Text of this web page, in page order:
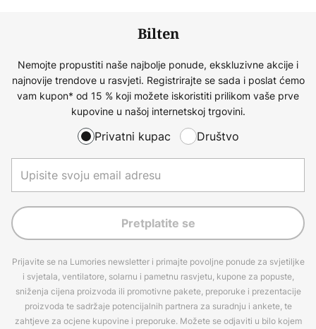
Bilten
Nemojte propustiti naše najbolje ponude, ekskluzivne akcije i
najnovije trendove u rasvjeti. Registrirajte se sada i poslat ćemo
vam kupon* od 15 % koji možete iskoristiti prilikom vaše prve
kupovine u našoj internetskoj trgovini.
Privatni kupac Društvo
Pretplatite se
Prijavite se na Lumories newsletter i primajte povoljne ponude za svjetiljke
i svjetala, ventilatore, solarnu i pametnu rasvjetu, kupone za popuste,
sniženja cijena proizvoda ili promotivne pakete, preporuke i prezentacije
proizvoda te sadržaje potencijalnih partnera za suradnju i ankete, te
zahtjeve za ocjene kupovine i preporuke. Možete se odjaviti u bilo kojem